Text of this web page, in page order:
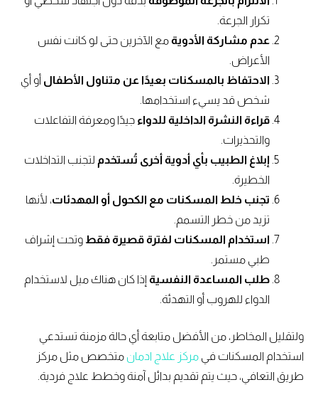
تكرار الجرعة.
عدم مشاركة الأدويةمع الآخرين حتى لو كانت نفس
الأعراض.
الاحتفاظ بالمسكنات بعيدًا عن متناول الأطفال أو أي
شخص قد يسيء استخدامها.
قراءة النشرة الداخلية للدواءجيدًا ومعرفة التفاعلات
والتحذيرات.
إبلاغ الطبيب بأي أدوية أخرى تُستخدملتجنب التداخلات
الخطيرة.
تجنب خلط المسكنات مع الكحول أو المهدئات، لأنها
تزيد من خطر التسمم.
استخدام المسكنات لفترة قصيرة فقطوتحت إشراف
طبي مستمر.
طلب المساعدة النفسيةإذا كان هناك ميل لاستخدام
الدواء للهروب أو التهدئة.
ولتقليل المخاطر، من الأفضل متابعة أي حالة مزمنة تستدعي
استخدام المسكنات في
مركز علاج ادمانمتخصص مثل مركز
طريق التعافي، حيث يتم تقديم بدائل آمنة وخطط علاج فردية.